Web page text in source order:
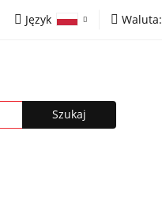
Język Waluta:
Plafony